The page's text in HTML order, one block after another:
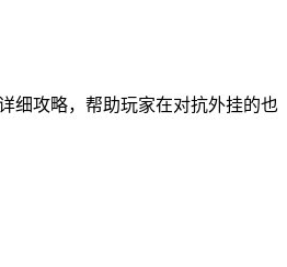
细攻略，帮助玩家在对抗外挂的也